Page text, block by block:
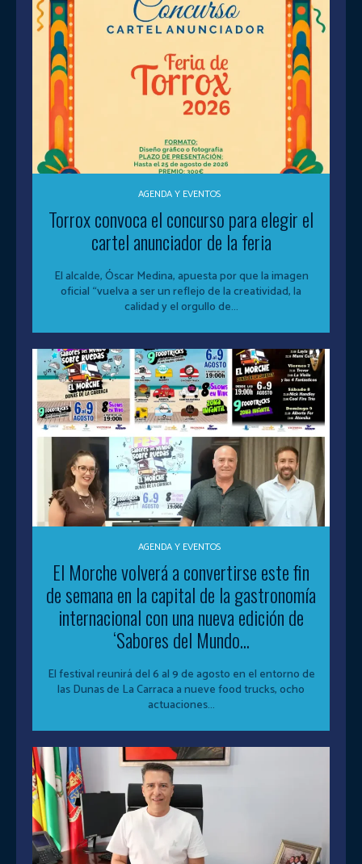
AGENDA Y EVENTOS
Torrox convoca el concurso para elegir el
cartel anunciador de la feria
El alcalde, Óscar Medina, apuesta por que la imagen
oficial “vuelva a ser un reflejo de la creatividad, la
calidad y el orgullo de...
AGENDA Y EVENTOS
El Morche volverá a convertirse este fin
de semana en la capital de la gastronomía
internacional con una nueva edición de
‘Sabores del Mundo...
El festival reunirá del 6 al 9 de agosto en el entorno de
las Dunas de La Carraca a nueve food trucks, ocho
actuaciones...